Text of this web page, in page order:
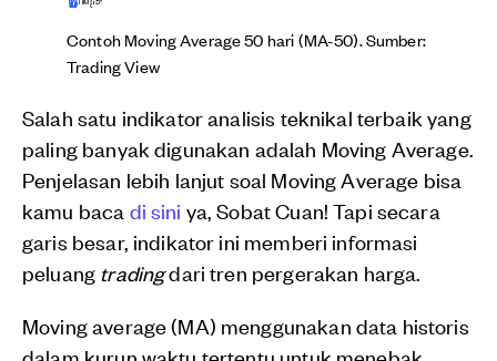
Contoh Moving Average 50 hari (MA-50). Sumber:
Trading View
Salah satu indikator analisis teknikal terbaik yang
paling banyak digunakan adalah Moving Average.
Penjelasan lebih lanjut soal Moving Average bisa
kamu baca di sini ya, Sobat Cuan! Tapi secara
garis besar, indikator ini memberi informasi
peluang tradingdari tren pergerakan harga.
Moving average (MA) menggunakan data historis